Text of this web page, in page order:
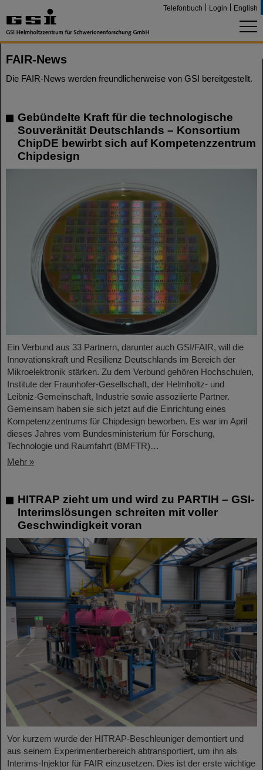
Telefonbuch Login English
FAIR-News
Die FAIR-News werden freundlicherweise von GSI bereitgestellt.
Gebündelte Kraft für die technologische
Souveränität Deutschlands – Konsortium
ChipDE bewirbt sich auf Kompetenzzentrum
Chipdesign
Ein Verbund aus 33 Partnern, darunter auch GSI/FAIR, will die
Innovationskraft und Resilienz Deutschlands im Bereich der
Mikroelektronik stärken. Zu dem Verbund gehören Hochschulen,
Institute der Fraunhofer-Gesellschaft, der Helmholtz- und
Leibniz-Gemeinschaft, Industrie sowie assoziierte Partner.
Gemeinsam haben sie sich jetzt auf die Einrichtung eines
Kompetenzzentrums für Chipdesign beworben. Es war im April
dieses Jahres vom Bundesministerium für Forschung,
Technologie und Raumfahrt (BMFTR)…
Mehr »
HITRAP zieht um und wird zu PARTIH – GSI-
Interimslösungen schreiten mit voller
Geschwindigkeit voran
Vor kurzem wurde der HITRAP-Beschleuniger demontiert und
aus seinem Experimentierbereich abtransportiert, um ihn als
Interims-Injektor für FAIR einzusetzen. Dies ist der erste wichtige